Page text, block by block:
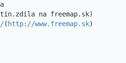
( http://www.freemap.sk)